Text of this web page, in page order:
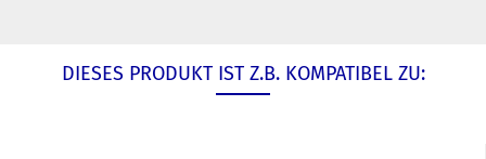
DIESES PRODUKT IST Z.B. KOMPATIBEL ZU: